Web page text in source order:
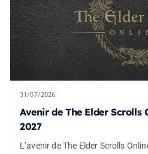
31/07/2026
Avenir de The Elder Scrolls
2027
L’avenir de The Elder Scrolls